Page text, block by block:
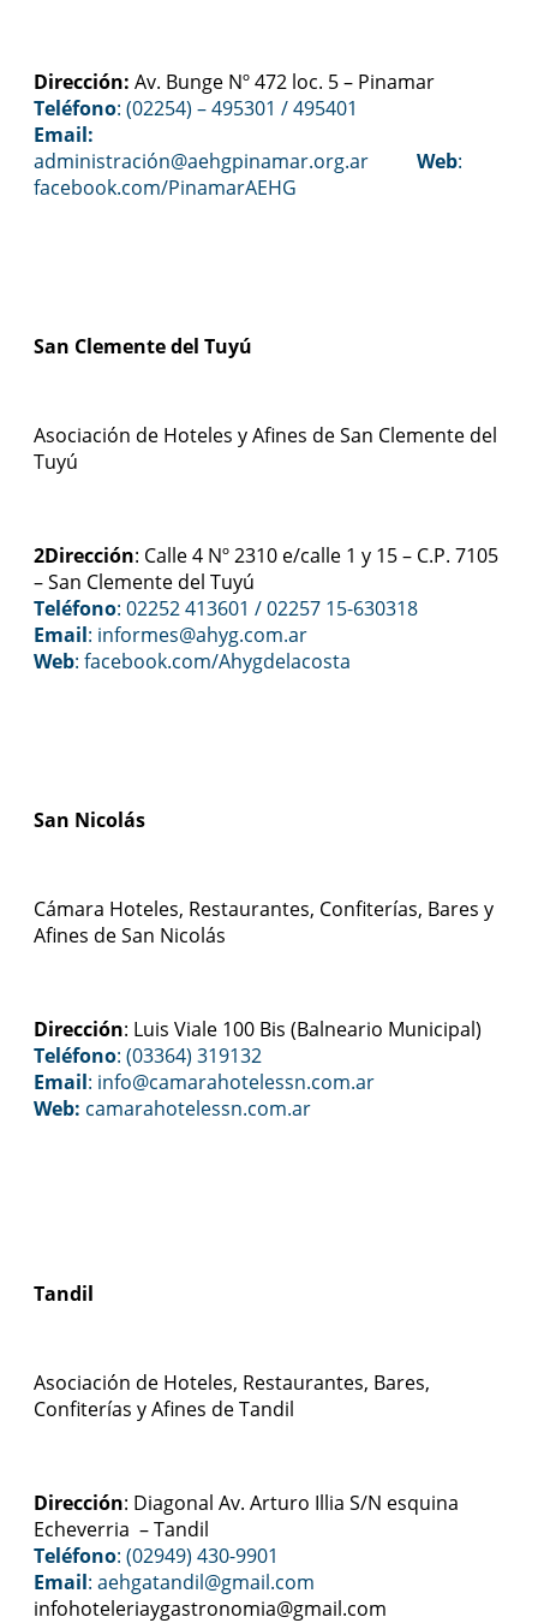
Dirección: Av. Bunge Nº 472 loc. 5 – Pinamar
Teléfono: (02254) – 495301 / 495401
Email:
administración@aehgpinamar.org.ar Web:
facebook.com/PinamarAEHG
San Clemente del Tuyú
Asociación de Hoteles y Afines de San Clemente del
Tuyú
2Dirección: Calle 4 Nº 2310 e/calle 1 y 15 – C.P. 7105
– San Clemente del Tuyú
Teléfono: 02252 413601 / 02257 15-630318
Email: informes@ahyg.com.ar
Web: facebook.com/Ahygdelacosta
San Nicolás
Cámara Hoteles, Restaurantes, Confiterías, Bares y
Afines de San Nicolás
Dirección: Luis Viale 100 Bis (Balneario Municipal)
Teléfono: (03364) 319132
Email: info@camarahotelessn.com.ar
Web: camarahotelessn.com.ar
Tandil
Asociación de Hoteles, Restaurantes, Bares,
Confiterías y Afines de Tandil
Dirección: Diagonal Av. Arturo Illia S/N esquina
Echeverria – Tandil
Teléfono: (02949) 430-9901
Email: aehgatandil@gmail.com
infohoteleriaygastronomia@gmail.com